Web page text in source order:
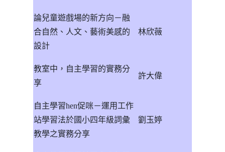
論兒童遊戲場的新方向－融
合自然、人文、藝術美感的
設計
林欣薇
教室中，自主學習的實務分
享
許大偉
自主學習hen促咪－運用工作
站學習法於國小四年級詞彙
教學之實務分享
劉玉婷